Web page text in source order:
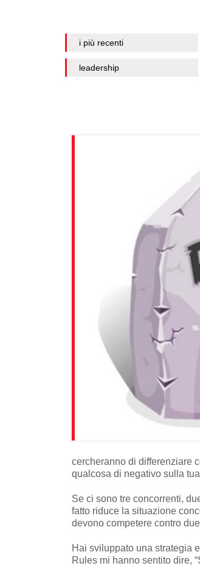
i più recenti
leadership
cercheranno di differenziare
qualcosa di negativo sulla
Se ci sono tre concorrenti,
fatto riduce la situazione
devono competere contro
Hai sviluppato una strategia
Rules mi hanno sentito dire,